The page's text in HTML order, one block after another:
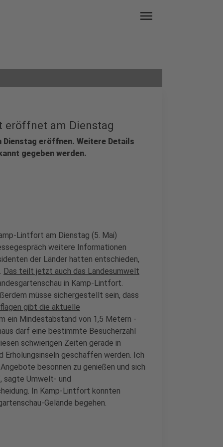
menu
eröffnet am Dienstag
eröffnen. Weitere Details
gegeben werden.
Lintfort am Dienstag (5. Mai)
weitere Informationen
der Länder hatten entschieden,
Das teilt jetzt auch das Landesumwelt
in Kamp-Lintfort.
müsse sichergestellt sein, dass
gibt die aktuelle
ein Mindestabstand von 1,5 Metern -
darf eine bestimmte Besucherzahl
schwierigen Zeiten gerade in
Erholungsinseln geschaffen werden. Ich
besonnen zu genießen und sich
sagte Umwelt- und
In Kamp-Lintfort konnten
Gelände begehen.